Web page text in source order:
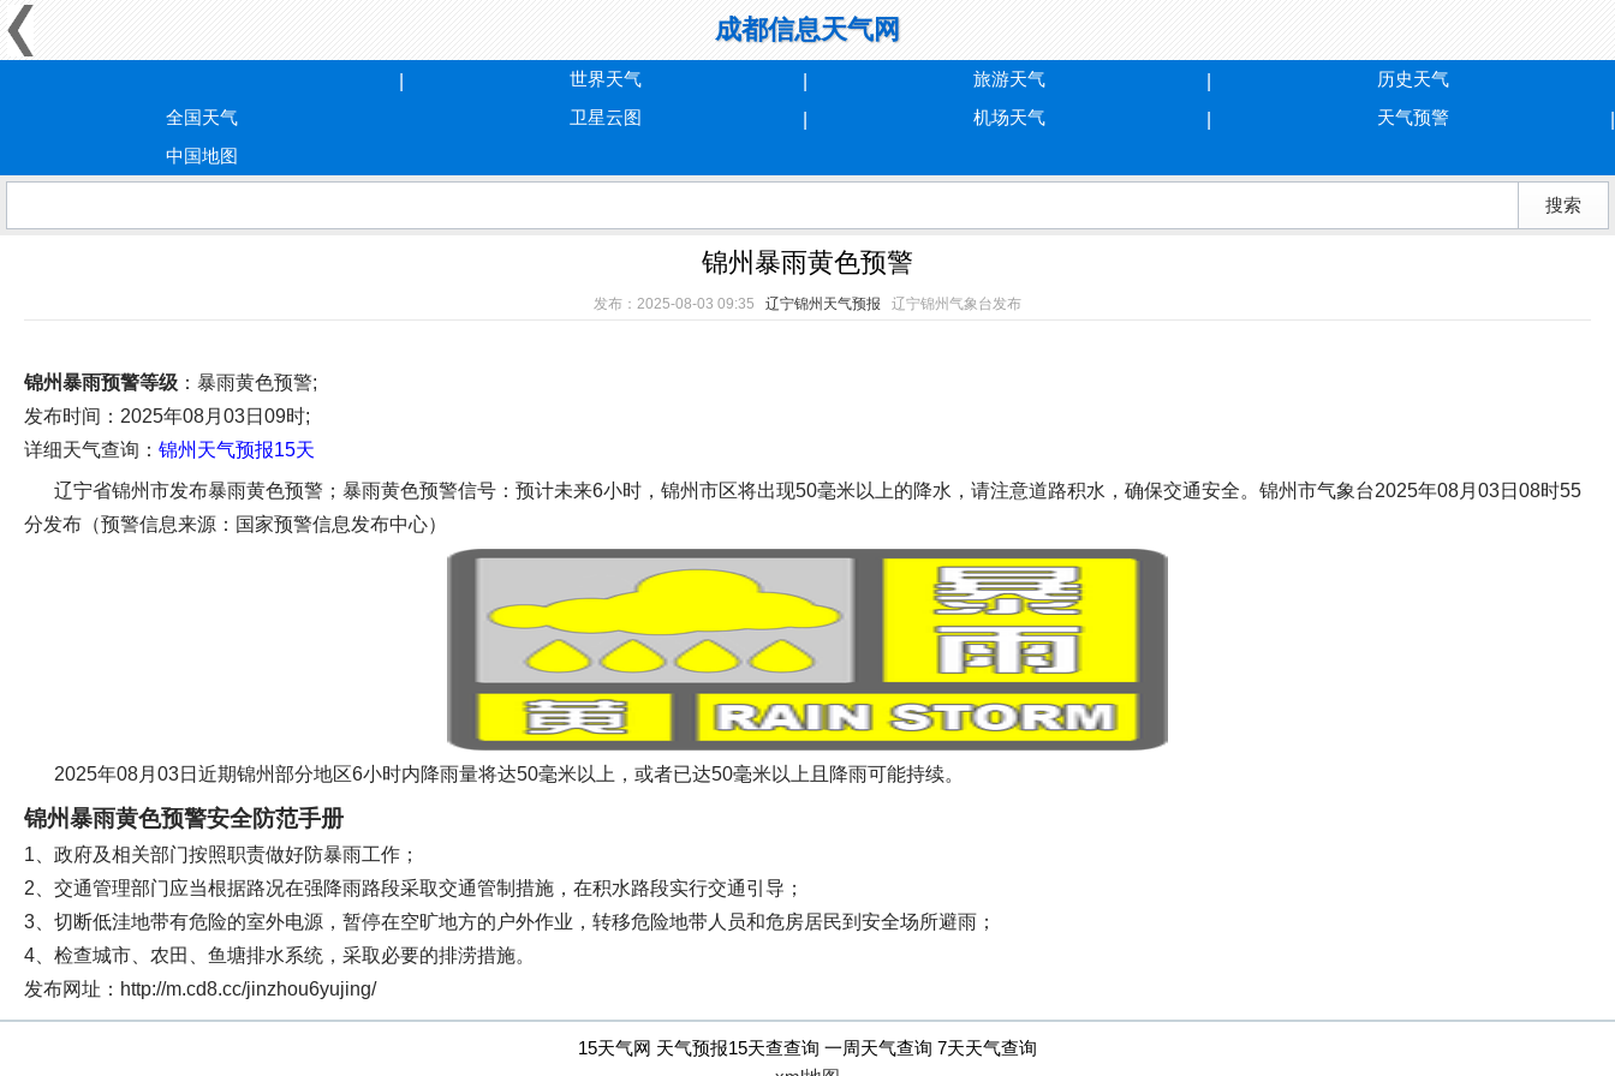
成都信息天气网
全国天气
世界天气 旅游天气
历史天气
卫星云图
机场天气
天气预警
中国地图
锦州暴雨黄色预警
发布：2025-08-03 09:35 辽宁锦州天气预报 辽宁锦州气象台发布
锦州暴雨预警等级 ：暴雨黄色预警;
发布时间 ：2025年08月03日09时;
详细天气查询：锦州天气预报15天
辽宁省锦州市发布暴雨黄色预警；暴雨黄色预警信号：预计未来6小时，锦州市区将出现50毫米以上的降水，请注意道路积水，确保交通安全。锦州市气象台2025年08月03日08时55
分发布（预警信息来源：国家预警信息发布中心）
2025年08月03日近期锦州部分地区6小时内降雨量将达50毫米以上，或者已达50毫米以上且降雨可能持续。
锦州暴雨黄色预警安全防范手册
1、政府及相关部门按照职责做好防暴雨工作；
2、交通管理部门应当根据路况在强降雨路段采取交通管制措施，在积水路段实行交通引导；
3、切断低洼地带有危险的室外电源，暂停在空旷地方的户外作业，转移危险地带人员和危房居民到安全场所避雨；
4、检查城市、农田、鱼塘排水系统，采取必要的排涝措施。
发布网址：http://m.cd8.cc/jinzhou6yujing/
15天气网 天气预报15天查查询 一周天气查询 7天天气查询